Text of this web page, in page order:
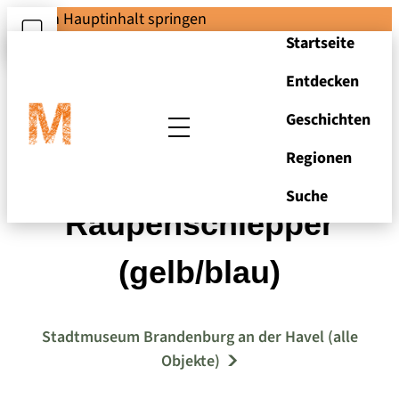
Zum Hauptinhalt springen
Startseite
Entdecken
Geschichten
Regionen
Suche
Raupenschlepper
(gelb/blau)
Stadtmuseum Brandenburg an der Havel (alle
Objekte)